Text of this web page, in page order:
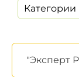
Категории
"Эксперт